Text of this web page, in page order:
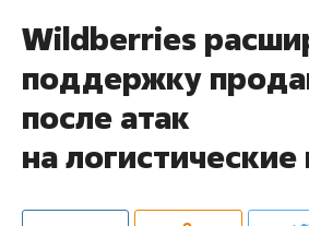
Wildberries
поддержку
после атак
на